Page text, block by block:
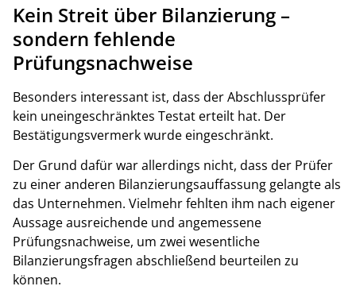
Kein Streit über Bilanzierung –
sondern fehlende
Prüfungsnachweise
Besonders interessant ist, dass der Abschlussprüfer
kein uneingeschränktes Testat erteilt hat. Der
Bestätigungsvermerk wurde eingeschränkt.
Der Grund dafür war allerdings nicht, dass der Prüfer
zu einer anderen Bilanzierungsauffassung gelangte als
das Unternehmen. Vielmehr fehlten ihm nach eigener
Aussage ausreichende und angemessene
Prüfungsnachweise, um zwei wesentliche
Bilanzierungsfragen abschließend beurteilen zu
können.